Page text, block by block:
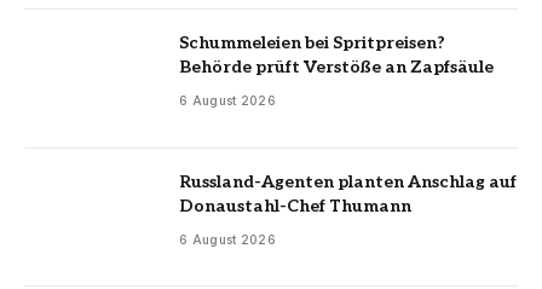
Schummeleien bei Spritpreisen?
Behörde prüft Verstöße an Zapfsäule
6 August 2026
Russland-Agenten planten Anschlag auf
Donaustahl-Chef Thumann
6 August 2026